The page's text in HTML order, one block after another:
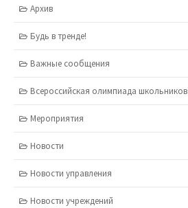
Архив
Будь в тренде!
Важные сообщения
Всероссийская олимпиада школьников
Мероприятия
Новости
Новости управления
Новости учреждений